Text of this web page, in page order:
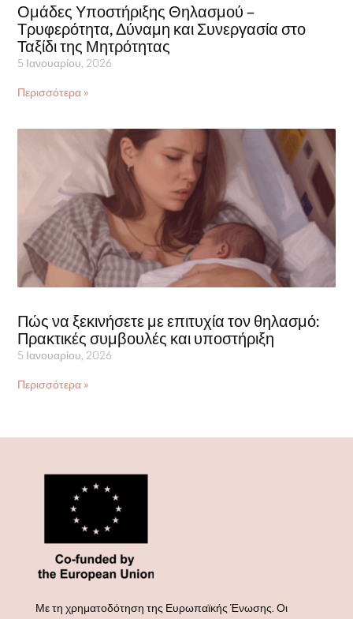
Ομάδες Υποστήριξης Θηλασμού –
Τρυφερότητα, Δύναμη και Συνεργασία στο
Ταξίδι της Μητρότητας
5 Ιανουαρίου, 2026
Περισσότερα »
Πώς να ξεκινήσετε με επιτυχία τον θηλασμό:
Πρακτικές συμβουλές και υποστήριξη
5 Ιανουαρίου, 2026
Περισσότερα »
Με τη χρηματοδότηση της Ευρωπαϊκής Ένωσης. Οι